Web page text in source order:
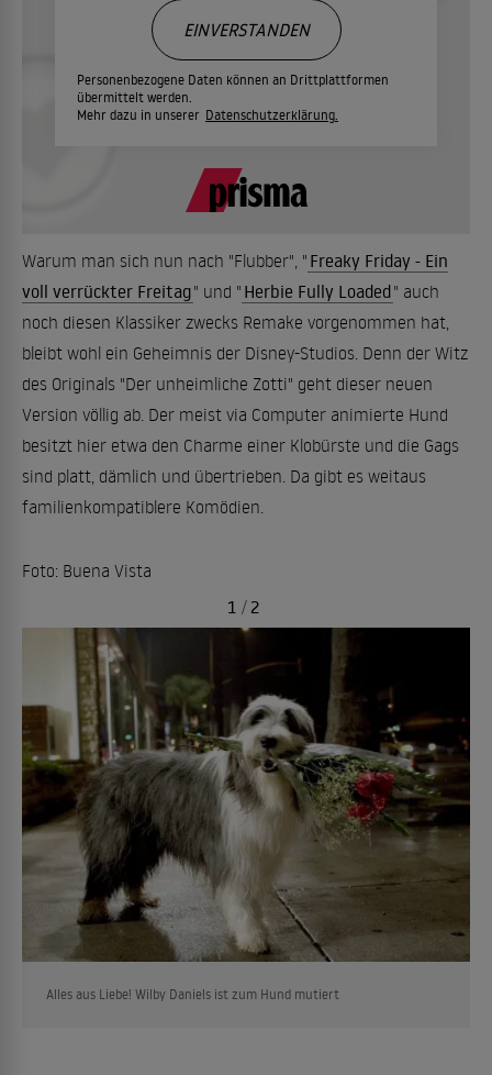
Personenbezogene Daten können an Drittplattformen
übermittelt werden.
Mehr dazu in unserer Datenschutzerklärung.
EINVERSTANDEN
Warum man sich nun nach "Flubber", " Freaky Friday - Ein
voll verrückter Freitag" und " Herbie Fully Loaded" auch
noch diesen Klassiker zwecks Remake vorgenommen hat,
bleibt wohl ein Geheimnis der Disney-Studios. Denn der Witz
des Originals "Der unheimliche Zotti" geht dieser neuen
Version völlig ab. Der meist via Computer animierte Hund
besitzt hier etwa den Charme einer Klobürste und die Gags
sind platt, dämlich und übertrieben. Da gibt es weitaus
familienkompatiblere Komödien.
Foto: Buena Vista
Alles aus Liebe! Wilby Daniels ist zum Hund mutiert
1 / 2